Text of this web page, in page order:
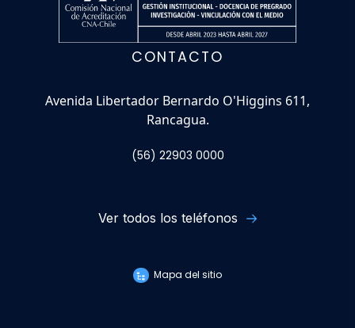
CONTACTO
Avenida Libertador Bernardo O'Higgins 611,
Rancagua.
(56) 22903 0000
Ver todos los teléfonos
Mapa del sitio